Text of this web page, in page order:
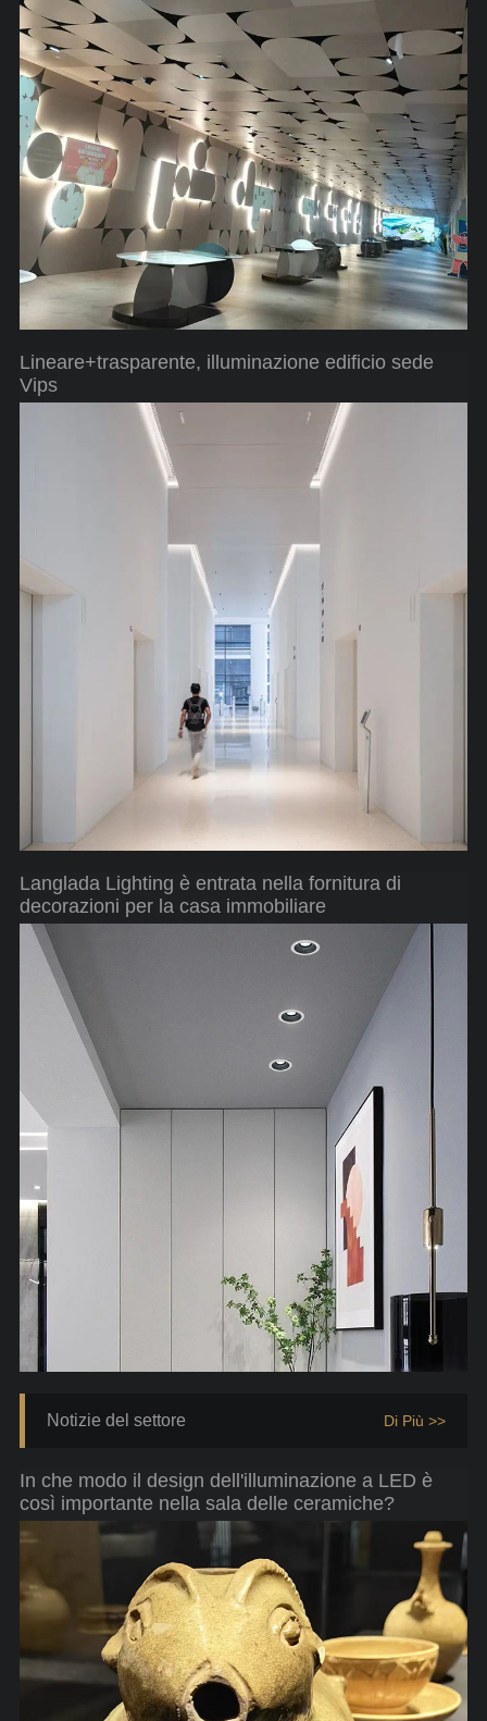
Lineare+trasparente, illuminazione edificio sede
Vips
Langlada Lighting è entrata nella fornitura di
decorazioni per la casa immobiliare
Notizie del settore Di Più >>
In che modo il design dell'illuminazione a LED è
così importante nella sala delle ceramiche?